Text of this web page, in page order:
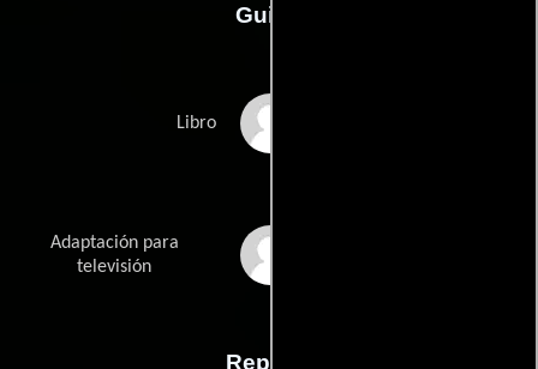
Guión
Libro
Adaptación para
televisión
Reparto